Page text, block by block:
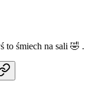
to śmiech na sali 🤣 .